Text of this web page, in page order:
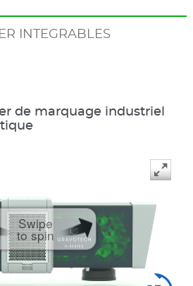
INTEGRABLES
de marquage industriel
Swipe
to spin